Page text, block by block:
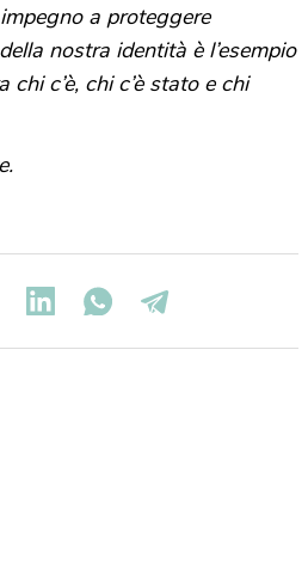
a proteggere
nostra identità è l’esempio
chi c’è, chi c’è stato e chi